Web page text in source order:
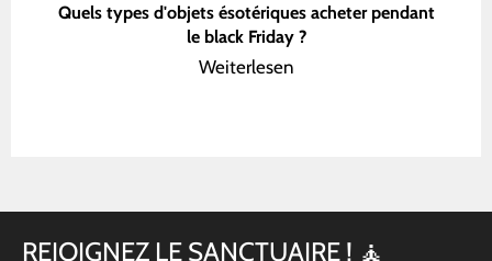
Quels types d'objets ésotériques acheter pendant
le black Friday ?
Weiterlesen
REJOIGNEZ LE SANCTUAIRE ! 🧘